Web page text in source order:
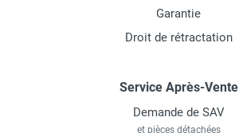
Garantie
Droit de rétractation
Service Après-Vente
Demande de SAV
et pièces détachées